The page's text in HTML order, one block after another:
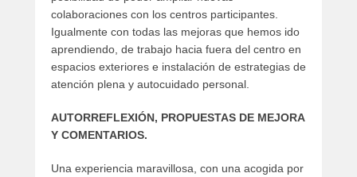
colaboraciones con los centros participantes.
Igualmente con todas las mejoras que hemos ido
aprendiendo, de trabajo hacia fuera del centro en
espacios exteriores e instalación de estrategias de
atención plena y autocuidado personal.
AUTORREFLEXIÓN, PROPUESTAS DE MEJORA
Y COMENTARIOS.
Una experiencia maravillosa, con una acogida por